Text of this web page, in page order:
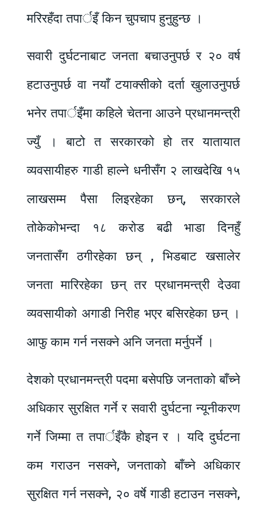
मरिरहँदा तपार्इँ किन चुपचाप हुनुहुन्छ ।
सवारी दुर्घटनाबाट जनता बचाउनुपर्छ र २० वर्ष
हटाउनुपर्छ वा नयाँ टयाक्सीको दर्ता खुलाउनुपर्छ
भनेर तपार्इँमा कहिले चेतना आउने प्रधानमन्त्री
ज्युँ । बाटो त सरकारको हो तर यातायात
व्यवसायीहरु गाडी हाल्ने धनीसँग २ लाखदेखि १५
लाखसम्म पैसा लिइरहेका छन्, सरकारले
तोकेकोभन्दा १८ करोड बढी भाडा दिनहुँ
जनतासँग ठगीरहेका छन् , भिडबाट खसालेर
जनता मारिरहेका छन् तर प्रधानमन्त्री देउवा
व्यवसायीको अगाडी निरीह भएर बसिरहेका छन् ।
आफु काम गर्न नसक्ने अनि जनता मर्नुपर्ने ।
देशको प्रधानमन्त्री पदमा बसेपछि जनताको बाँच्ने
अधिकार सुरक्षित गर्ने र सवारी दुर्घटना न्यूनीकरण
गर्ने जिम्मा त तपार्इँकै होइन र । यदि दुर्घटना
कम गराउन नसक्ने, जनताको बाँच्ने अधिकार
सुरक्षित गर्न नसक्ने, २० वर्षे गाडी हटाउन नसक्ने,